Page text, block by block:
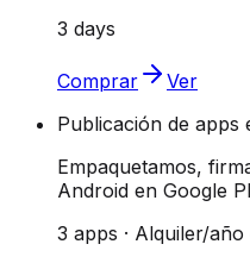
3 days
Comprar
Ver
Publicación de apps
Empaquetamos,
Android en Google
3 apps · Alquiler/año